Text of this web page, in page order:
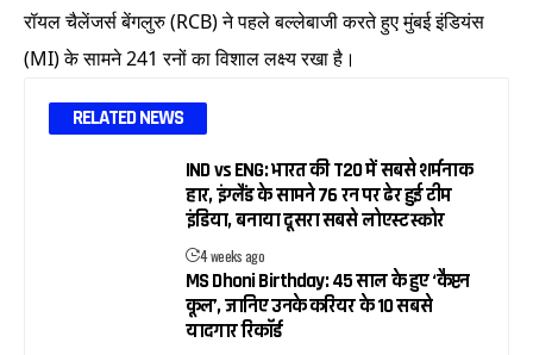
रॉयल चैलेंजर्स बेंगलुरु (RCB) ने पहले बल्लेबाजी करते हुए मुंबई इंडियंस
(MI) के सामने 241 रनों का विशाल लक्ष्य रखा है।
RELATED NEWS
IND vs ENG: भारत की T20 में सबसे शर्मनाक
हार, इंग्लैंड के सामने 76 रन पर ढेर हुई टीम
इंडिया, बनाया दूसरा सबसे लोएस्ट स्कोर
4 weeks ago
MS Dhoni Birthday: 45 साल के हुए ‘कैप्टन
कूल’, जानिए उनके करियर के 10 सबसे
यादगार रिकॉर्ड